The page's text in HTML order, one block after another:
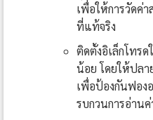
เพื่อให้การวัดค่
ที่แท้จริง
ติดตั้งอิเล็กโทรด
น้อย โดยให้ปลา
เพื่อป้องกันฟอง
รบกวนการอ่านค่